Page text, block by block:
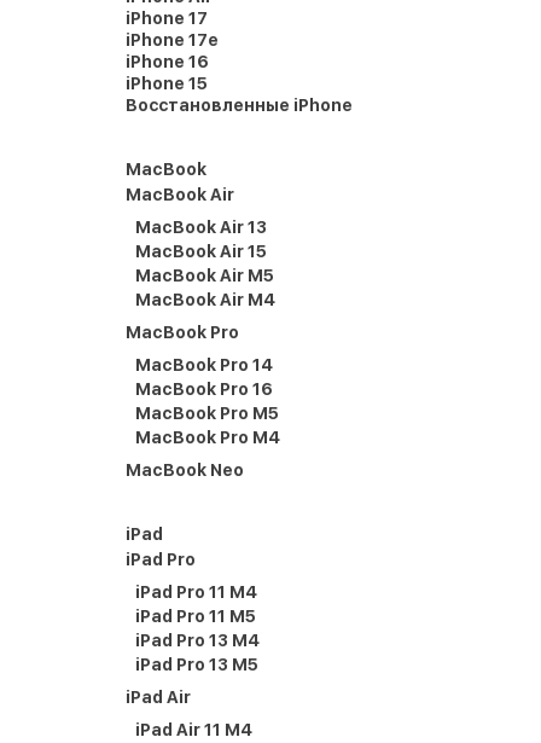
iPhone 17
iPhone 17e
iPhone 16
iPhone 15
Восстановленные iPhone
MacBook
MacBook Air
MacBook Air 13
MacBook Air 15
MacBook Air M5
MacBook Air M4
MacBook Pro
MacBook Pro 14
MacBook Pro 16
MacBook Pro M5
MacBook Pro M4
MacBook Neo
iPad
iPad Pro
iPad Pro 11 M4
iPad Pro 11 M5
iPad Pro 13 M4
iPad Pro 13 M5
iPad Air
iPad Air 11 M4